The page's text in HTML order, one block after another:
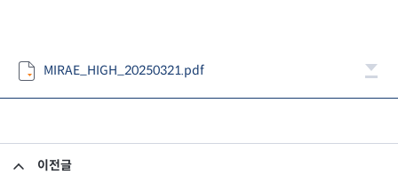
MIRAE_HIGH_20250321.pdf
이전글